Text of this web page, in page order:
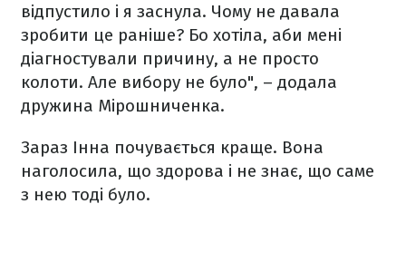
відпустило і я заснула. Чому не давала
зробити це раніше? Бо хотіла, аби мені
діагностували причину, а не просто
колоти. Але вибору не було", – додала
дружина Мірошниченка.
Зараз Інна почувається краще. Вона
наголосила, що здорова і не знає, що саме
з нею тоді було.